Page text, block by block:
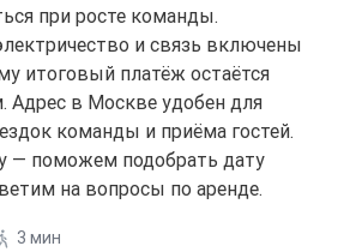
при росте команды.
и связь включены
итоговый платёж остаётся
Адрес в Москве удобен для
команды и приёма гостей.
— поможем подобрать дату
на вопросы по аренде.
3 мин